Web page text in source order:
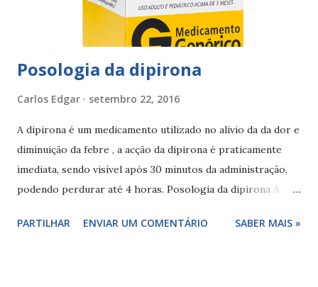
Posologia da dipirona
Carlos Edgar setembro 22, 2016
A dipirona é um medicamento utilizado no alivio da da dor e
diminuição da febre , a acção da dipirona é praticamente
imediata, sendo visível após 30 minutos da administração,
podendo perdurar até 4 horas. Posologia da dipirona A
com mais de 15 anos - 500 a 750 mg por dose (10 a 20 ml de
PARTILHAR ENVIAR UM COMENTÁRIO SABER MAIS »